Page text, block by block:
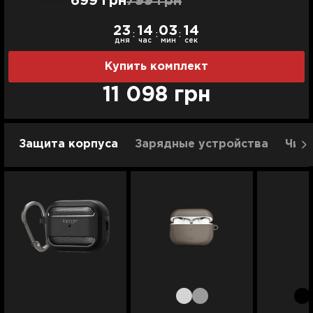
23
дня
: 14
час
: 03
мин
: 14
сек
11 098 грн
Купить комплект
Защита корпуса Зарядные устройства